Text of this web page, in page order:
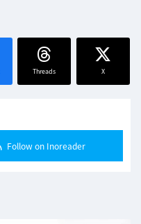
Threads X
Follow on Inoreader